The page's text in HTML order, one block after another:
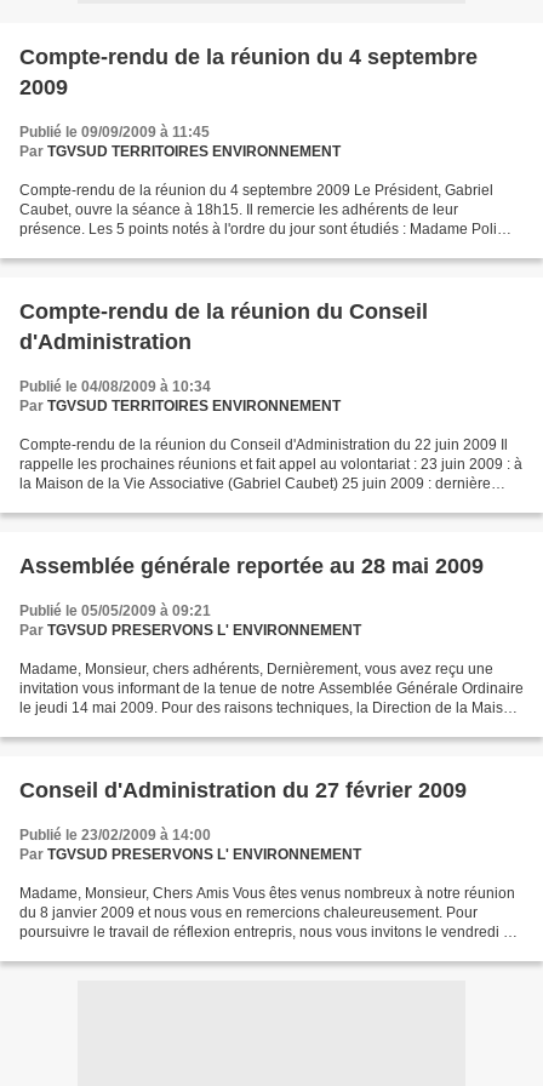
Compte-rendu de la réunion du 4 septembre
2009
Publié le 09/09/2009 à 11:45
Par TGVSUD TERRITOIRES ENVIRONNEMENT
Compte-rendu de la réunion du 4 septembre 2009 Le Président, Gabriel
Caubet, ouvre la séance à 18h15. Il remercie les adhérents de leur
présence. Les 5 points notés à l'ordre du jour sont étudiés : Madame Poli
Compte-rendu de la réunion du Conseil
d'Administration
Publié le 04/08/2009 à 10:34
Par TGVSUD TERRITOIRES ENVIRONNEMENT
Compte-rendu de la réunion du Conseil d'Administration du 22 juin 2009 Il
rappelle les prochaines réunions et fait appel au volontariat : 23 juin 2009 : à
la Maison de la Vie Associative (Gabriel Caubet) 25 juin 2009 : dernière
Assemblée générale reportée au 28 mai 2009
Publié le 05/05/2009 à 09:21
Par TGVSUD PRESERVONS L' ENVIRONNEMENT
Madame, Monsieur, chers adhérents, Dernièrement, vous avez reçu une
invitation vous informant de la tenue de notre Assemblée Générale Ordinaire
le jeudi 14 mai 2009. Pour des raisons techniques, la Direction de la Maison
Conseil d'Administration du 27 février 2009
Publié le 23/02/2009 à 14:00
Par TGVSUD PRESERVONS L' ENVIRONNEMENT
Madame, Monsieur, Chers Amis Vous êtes venus nombreux à notre réunion
du 8 janvier 2009 et nous vous en remercions chaleureusement. Pour
poursuivre le travail de réflexion entrepris, nous vous invitons le vendredi 27